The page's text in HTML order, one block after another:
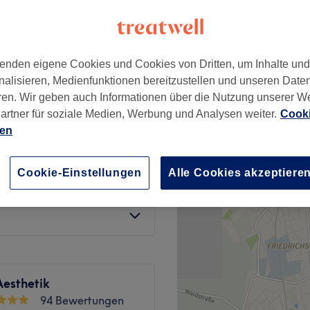
(Basis)
89 €
(Intensiv +
+ LED)
139 €
94 Bewertungen
eigene Cookies und Cookies von Dritten, um Inhalte
Medienfunktionen bereitzustellen und unseren
Wir geben auch Informationen über die Nutzung unserer
für soziale Medien, Werbung und Analysen weiter.
Cookie-Einstellungen Alle Cookies